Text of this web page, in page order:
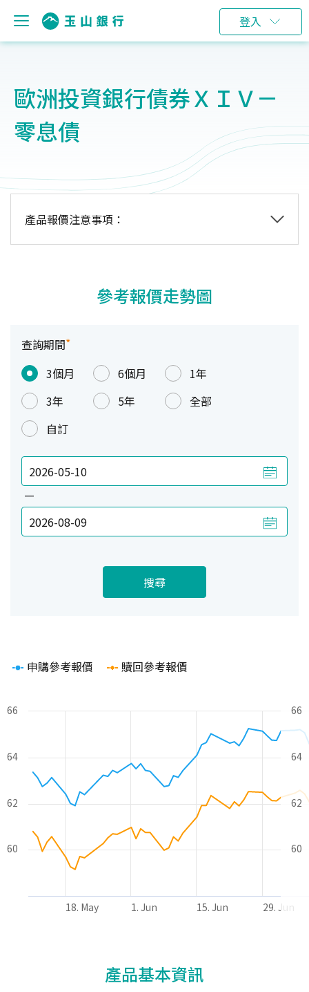
登入
歐洲投資銀行債券ＸＩＶ－
零息債
產品報價注意事項：
參考報價走勢圖
查詢期間*
3個月
6個月
1年
3年
5年
全部
自訂
—
搜尋
Line chart with 2 lines.
The chart has 2 Y axes displaying values and values.
申購參考報價 贖回參考報價
60
62
64
66
60
62
64
66
18. May 1. Jun 15. Jun 29. Jun
產品基本資訊